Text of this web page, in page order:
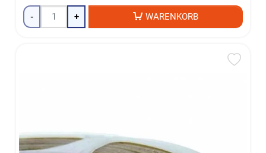
- + WARENKORB